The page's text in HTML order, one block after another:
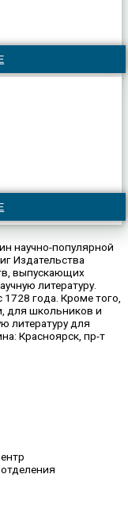
научно-популярной
Издательства
выпускающих
литературу.
года. Кроме того,
для школьников и
литературу для
Красноярск, пр-т